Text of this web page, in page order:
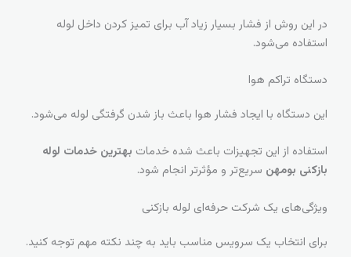
در این روش از فشار بسیار زیاد آب برای تمیز کردن داخل لوله
استفاده می‌شود.
دستگاه تراکم هوا
این دستگاه با ایجاد فشار هوا باعث باز شدن گرفتگی لوله می‌شود.
استفاده از این تجهیزات باعث شده خدمات بهترین خدمات لوله
بازکنی بومهن سریع‌تر و مؤثرتر انجام شود.
ویژگی‌های یک شرکت حرفه‌ای لوله بازکنی
برای انتخاب یک سرویس مناسب باید به چند نکته مهم توجه کنید.